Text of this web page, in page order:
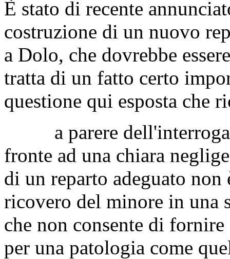
È stato di recente
costruzione di un nuovo
a Dolo, che dovrebbe
tratta di un fatto certo
questione qui esposta che
a parere
fronte ad una chiara
di un reparto adeguato
ricovero del minore in una
che non consente di
per una patologia come